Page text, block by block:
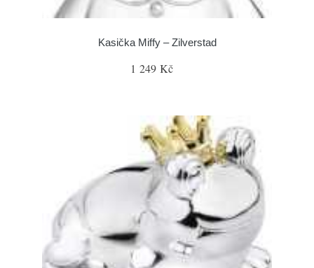
Kasička Miffy – Zilverstad
1 249 Kč